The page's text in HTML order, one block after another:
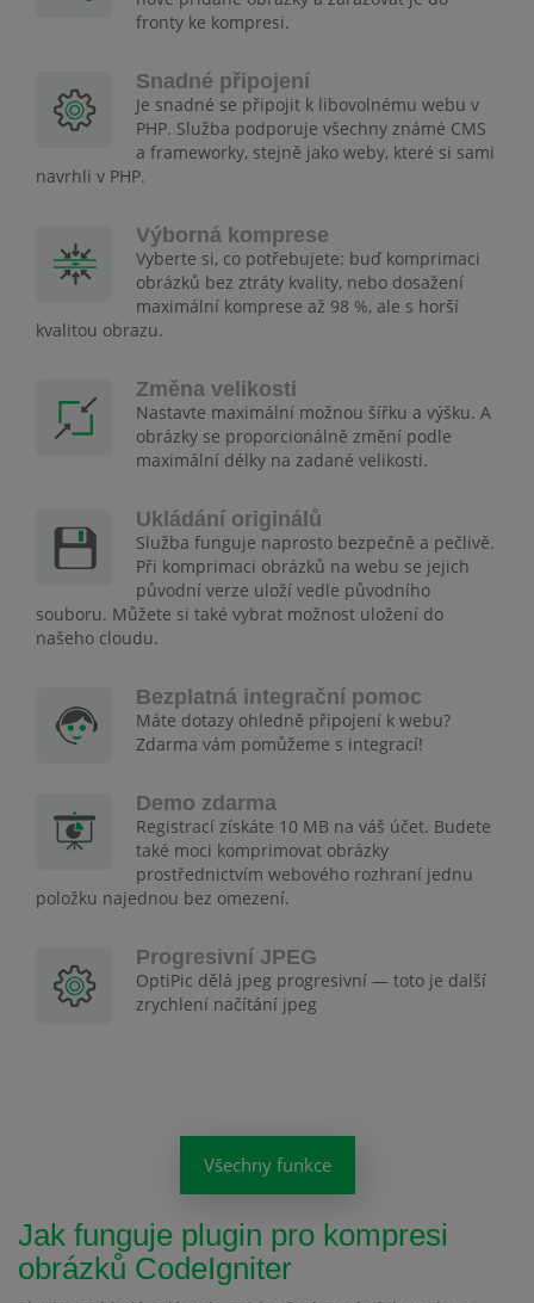
fronty ke kompresi.
Snadné připojení
Je snadné se připojit k libovolnému webu v
PHP. Služba podporuje všechny známé CMS
a frameworky, stejně jako weby, které si sami
navrhli v PHP.
Výborná komprese
Vyberte si, co potřebujete: buď komprimaci
obrázků bez ztráty kvality, nebo dosažení
maximální komprese až 98 %, ale s horší
kvalitou obrazu.
Změna velikosti
Nastavte maximální možnou šířku a výšku. A
obrázky se proporcionálně změní podle
maximální délky na zadané velikosti.
Ukládání originálů
Služba funguje naprosto bezpečně a pečlivě.
Při komprimaci obrázků na webu se jejich
původní verze uloží vedle původního
souboru. Můžete si také vybrat možnost uložení do
našeho cloudu.
Bezplatná integrační pomoc
Máte dotazy ohledně připojení k webu?
Zdarma vám pomůžeme s integrací!
Demo zdarma
Registrací získáte 10 MB na váš účet. Budete
také moci komprimovat obrázky
prostřednictvím webového rozhraní jednu
položku najednou bez omezení.
Progresivní JPEG
OptiPic dělá jpeg progresivní — toto je další
zrychlení načítání jpeg
Všechny funkce
Jak funguje plugin pro kompresi
obrázků CodeIgniter